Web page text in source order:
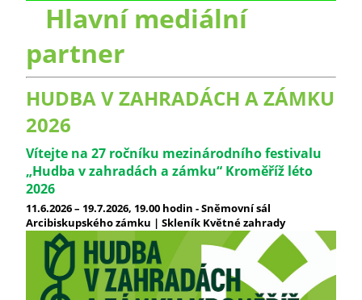
Hlavní mediální
partner
HUDBA V ZAHRADÁCH A ZÁMKU
2026
Vítejte na 27 ročníku mezinárodního festivalu
„Hudba v zahradách a zámku“ Kroměříž léto
2026
11.6.2026 – 19.7.2026, 19.00 hodin - Sněmovní sál
Arcibiskupského zámku | Skleník Květné zahrady